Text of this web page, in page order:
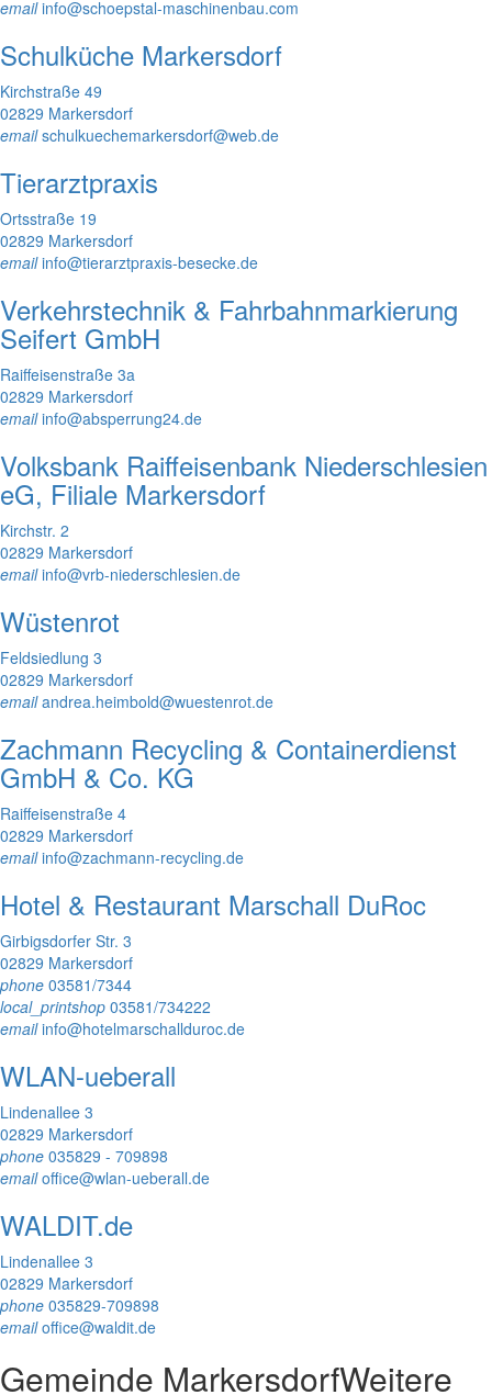
emailinfo@schoepstal-maschinenbau.com
Schulküche Markersdorf
Kirchstraße 49
02829 Markersdorf
emailschulkuechemarkersdorf@web.de
Tierarztpraxis
Ortsstraße 19
02829 Markersdorf
emailinfo@tierarztpraxis-besecke.de
Verkehrstechnik & Fahrbahnmarkierung
Seifert GmbH
Raiffeisenstraße 3a
02829 Markersdorf
emailinfo@absperrung24.de
Volksbank Raiffeisenbank Niederschlesien
eG, Filiale Markersdorf
Kirchstr. 2
02829 Markersdorf
emailinfo@vrb-niederschlesien.de
Wüstenrot
Feldsiedlung 3
02829 Markersdorf
emailandrea.heimbold@wuestenrot.de
Zachmann Recycling & Containerdienst
GmbH & Co. KG
Raiffeisenstraße 4
02829 Markersdorf
emailinfo@zachmann-recycling.de
Hotel & Restaurant Marschall DuRoc
Girbigsdorfer Str. 3
02829 Markersdorf
phone 03581/7344
local_printshop 03581/734222
emailinfo@hotelmarschallduroc.de
WLAN-ueberall
Lindenallee 3
02829 Markersdorf
phone 035829 - 709898
emailoffice@wlan-ueberall.de
WALDIT.de
Lindenallee 3
02829 Markersdorf
phone 035829-709898
emailoffice@waldit.de
Gemeinde MarkersdorfWeitere